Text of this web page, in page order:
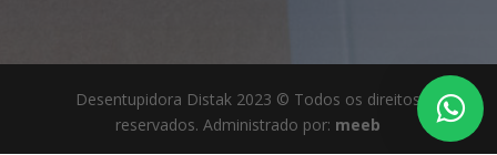
Desentupidora Distak 2023 © Todos os direitos
reservados. Administrado por: meeb